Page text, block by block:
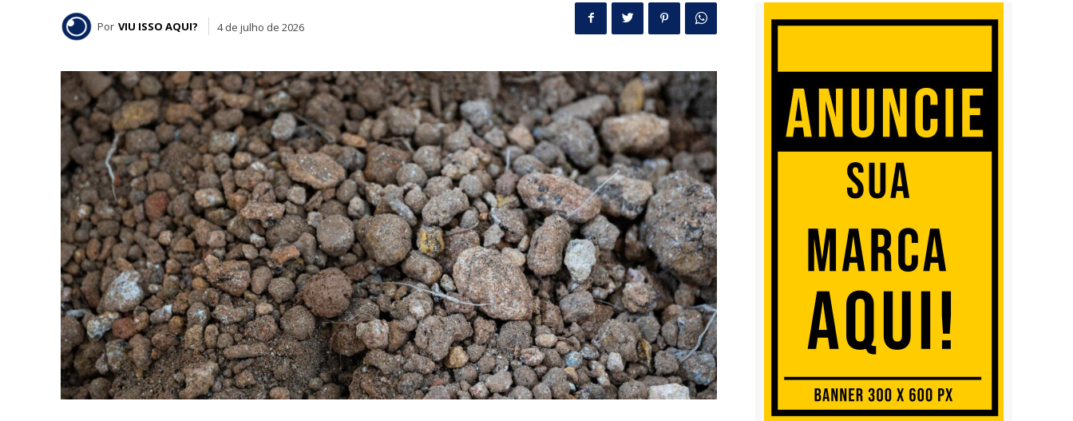
Por VIU ISSO AQUI? 4 de julho de 2026